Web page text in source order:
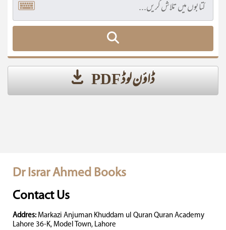
ڈاؤن لوڈ PDF
Dr Israr Ahmed Books
Contact Us
Addres: Markazi Anjuman Khuddam ul Quran Quran Academy
Lahore 36-K, Model Town, Lahore